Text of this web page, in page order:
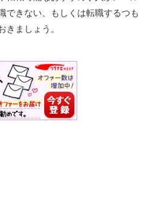
できない、もしくは転職するつも
きましょう。